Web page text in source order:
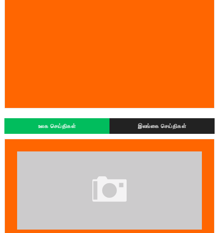
உலக செய்திகள் இலங்கை செய்திகள்